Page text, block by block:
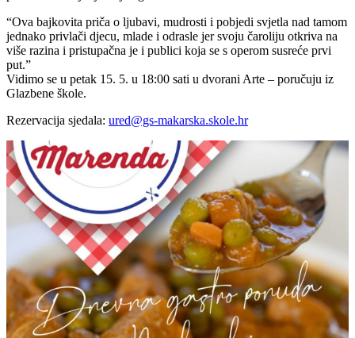
“Ova bajkovita priča o ljubavi, mudrosti i pobjedi svjetla nad tamom
jednako privlači djecu, mlade i odrasle jer svoju čaroliju otkriva na
više razina i pristupačna je i publici koja se s operom susreće prvi
put.”
Vidimo se u petak 15. 5. u 18:00 sati u dvorani Arte – poručuju iz
Glazbene škole.
Rezervacija sjedala: ured@gs-makarska.skole.hr